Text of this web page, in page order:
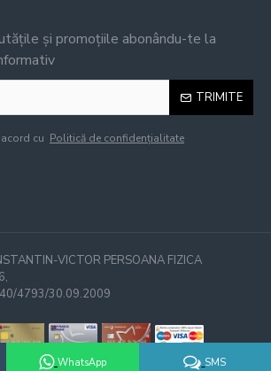
și promoțiile abonându-te la
TRIMITE
cu Politică de confidențialitate
VICTOR PERSOANA FIZICA
4793/30.09.2009
WhatsApp SMS